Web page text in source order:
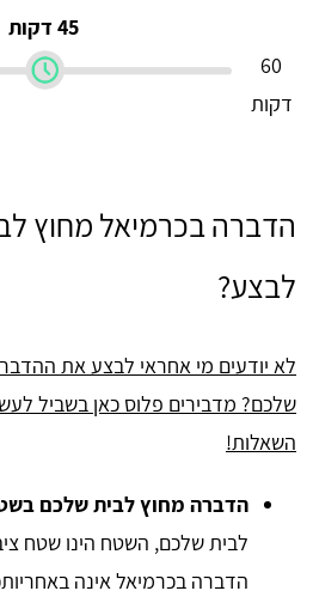
45 דקות
60
דקות
הדברה בכרמיאל מחוץ
לבצע?
לא יודעים מי אחראי לבצע את
שלכם? מדבירים פלוס כאן בשביל
השאלות!
הדברה מחוץ לבית שלכם
לבית שלכם, השטח הינו שטח
הדברה בכרמיאל אינה